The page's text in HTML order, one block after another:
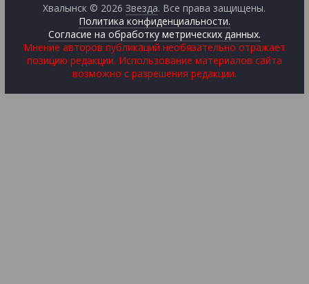
Хвалынск © 2026Звезда. Все права защищены.
Политика конфиденциальности.
Согласие на обработку метрических данных.
Мнение авторов публикаций необязательно отражает
позицию редакции. Использование материалов сайта
возможно с разрешения редакции.